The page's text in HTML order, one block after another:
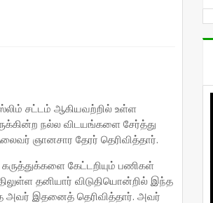
சட்டம் ஆகியவற்றில் உள்ள
நல்ல விடயங்களை சேர்த்து
ஞானசார தேரர் தெரிவித்தார்.
கேட்டறியும் பணிகள்
தனியார் விடுதியொன்றில் இந்த
அவர் இதனைத் தெரிவித்தார். அவர்